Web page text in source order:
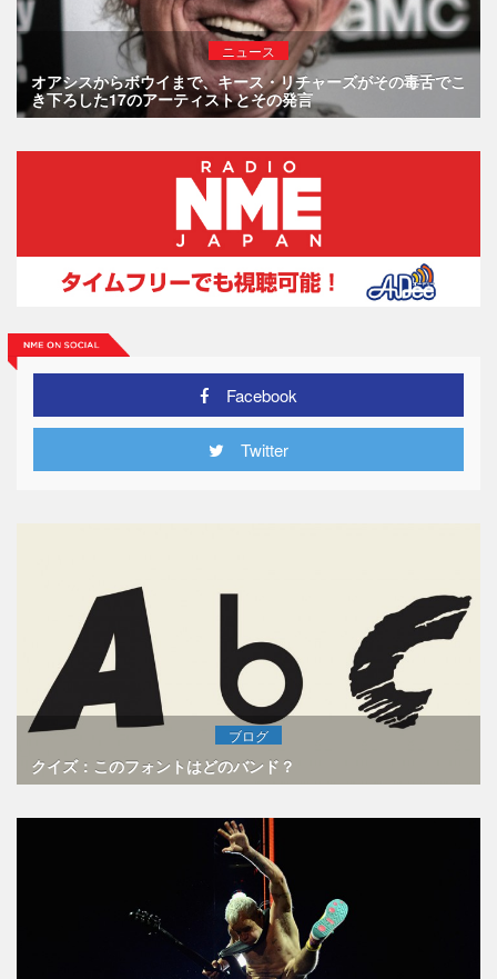
ニュース
オアシスからボウイまで、キース・リチャーズがその毒舌でこ
き下ろした17のアーティストとその発言
Facebook
Twitter
ブログ
クイズ：このフォントはどのバンド？